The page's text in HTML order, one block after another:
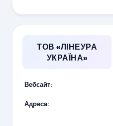
ТОВ «ЛІНЕУРА
УКРАЇНА»
Вебсайт:
Адреса: